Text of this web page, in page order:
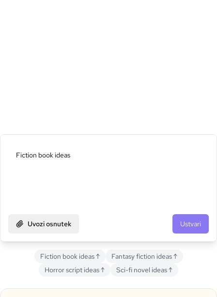
Uvozi osnutek Ustvari
Fiction book ideas↑ Fantasy fiction ideas↑
Horror script ideas↑ Sci-fi novel ideas↑